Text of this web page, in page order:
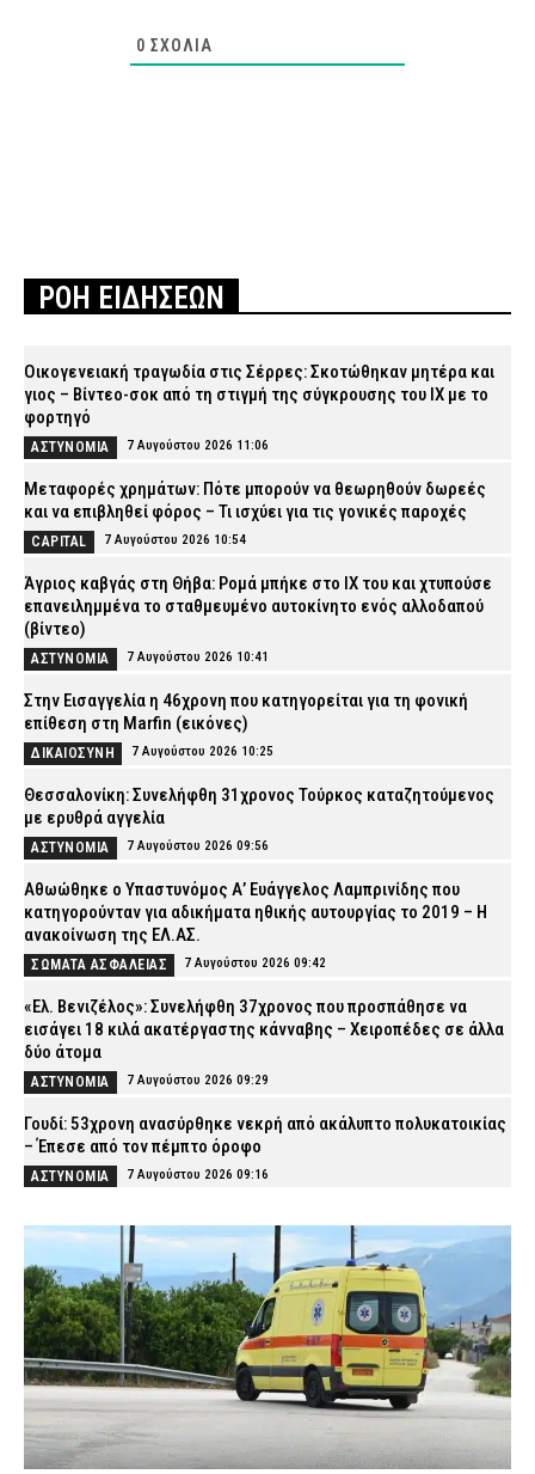
0 ΣΧΌΛΙΑ
ΡΟΗ ΕΙΔΗΣΕΩΝ
Οικογενειακή τραγωδία στις Σέρρες: Σκοτώθηκαν μητέρα και
γιος – Βίντεο-σοκ από τη στιγμή της σύγκρουσης του ΙΧ με το
φορτηγό
ΑΣΤΥΝΟΜΙΑ 7 Αυγούστου 2026 11:06
Μεταφορές χρημάτων: Πότε μπορούν να θεωρηθούν δωρεές
και να επιβληθεί φόρος – Τι ισχύει για τις γονικές παροχές
CAPITAL 7 Αυγούστου 2026 10:54
Άγριος καβγάς στη Θήβα: Ρομά μπήκε στο ΙΧ του και χτυπούσε
επανειλημμένα το σταθμευμένο αυτοκίνητο ενός αλλοδαπού
(βίντεο)
ΑΣΤΥΝΟΜΙΑ 7 Αυγούστου 2026 10:41
Στην Εισαγγελία η 46χρονη που κατηγορείται για τη φονική
επίθεση στη Marfin (εικόνες)
ΔΙΚΑΙΟΣΥΝΗ 7 Αυγούστου 2026 10:25
Θεσσαλονίκη: Συνελήφθη 31χρονος Τούρκος καταζητούμενος
με ερυθρά αγγελία
ΑΣΤΥΝΟΜΙΑ 7 Αυγούστου 2026 09:56
Αθωώθηκε ο Υπαστυνόμος Α’ Ευάγγελος Λαμπρινίδης που
κατηγορούνταν για αδικήματα ηθικής αυτουργίας το 2019 – Η
ανακοίνωση της ΕΛ.ΑΣ.
ΣΩΜΑΤΑ ΑΣΦΑΛΕΙΑΣ 7 Αυγούστου 2026 09:42
«Ελ. Βενιζέλος»: Συνελήφθη 37χρονος που προσπάθησε να
εισάγει 18 κιλά ακατέργαστης κάνναβης – Χειροπέδες σε άλλα
δύο άτομα
ΑΣΤΥΝΟΜΙΑ 7 Αυγούστου 2026 09:29
Γουδί: 53χρονη ανασύρθηκε νεκρή από ακάλυπτο πολυκατοικίας
– Έπεσε από τον πέμπτο όροφο
ΑΣΤΥΝΟΜΙΑ 7 Αυγούστου 2026 09:16
Σκοτώθηκαν δύο άτομα
ΕΙΔΗΣΕΙΣ 7 Αυγούστου 2026 09:03
Λακωνία: Σήμερα η απολογία του 55χρονου που έκρυβε τη σορό
του πατέρα του σε καταψύκτη
ΔΙΚΑΙΟΣΥΝΗ 7 Αυγούστου 2026 08:52
Κίνηση τώρα: Μεγάλες καθυστερήσεις γύρω από το λιμάνι του
Πειραιά (χάρτης)
ΕΙΔΗΣΕΙΣ 7 Αυγούστου 2026 08:37